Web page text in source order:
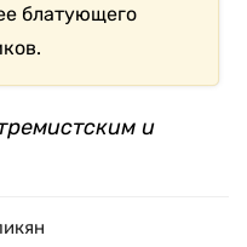
блатующего
и